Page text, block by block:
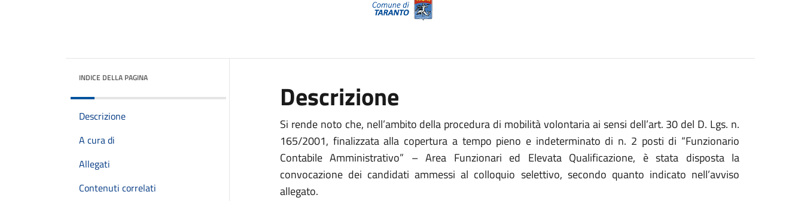
INDICE DELLA PAGINA
Descrizione
A cura di
Allegati
Contenuti correlati
Descrizione
Si rende noto che, nell’ambito della procedura di mobilità volontaria ai sensi dell’art. 30 del D. Lgs. n.
165/2001, finalizzata alla copertura a tempo pieno e indeterminato di n. 2 posti di “Funzionario
Contabile Amministrativo” – Area Funzionari ed Elevata Qualificazione, è stata disposta la
convocazione dei candidati ammessi al colloquio selettivo, secondo quanto indicato nell’avviso
allegato.